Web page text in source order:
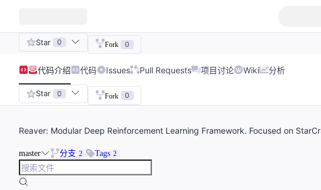
Star 0 Fork 0
代码介绍 代码 Issues Pull Requests 项目讨论 Wiki 分析
Star 0 Fork 0
Reaver: Modular Deep Reinforcement Learning Framework. Focused on
master 分支 2 Tags 2